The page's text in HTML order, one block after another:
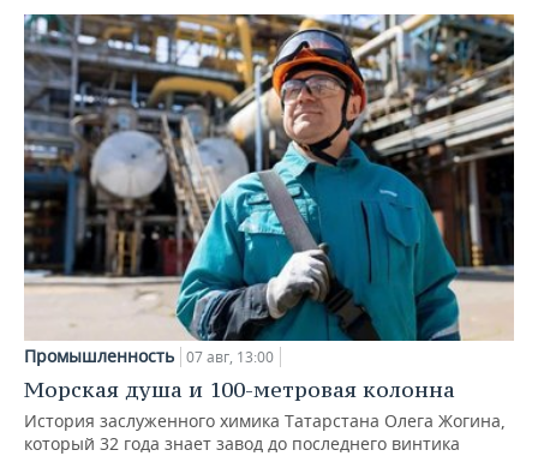
Промышленность 07 авг, 13:00
Морская душа и 100-метровая колонна
История заслуженного химика Татарстана Олега Жогина,
который 32 года знает завод до последнего винтика